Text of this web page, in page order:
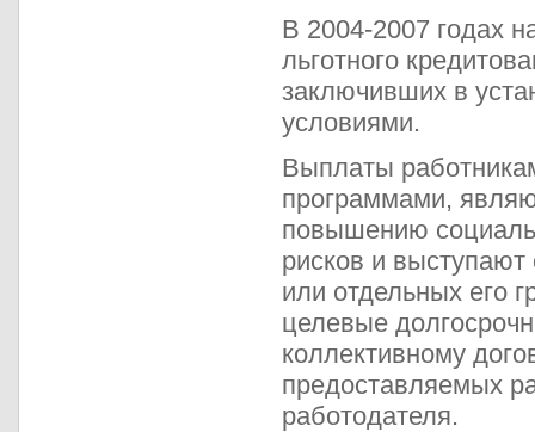
В 2004-2007 годах
льготного
заключивших в
условиями.
Выплаты
программами,
повышению
рисков и выступают
или отдельных его
целевые
коллективному
предоставляемых
работодателя.